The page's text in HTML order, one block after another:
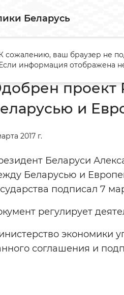
Беларусь
События Одобрен
проект
и
2017 г.
Беларуси
Беларусью и
подписал 7
регулирует
экономики
соглашения и
сожалению, ваш браузер не
информация отображена